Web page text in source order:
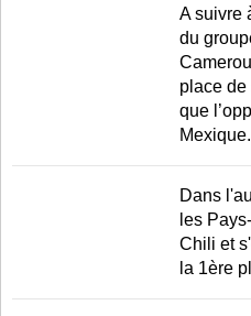
COUPE DES
A suivre
du
place de
que
Mexique.
Dans
les
Chili et
la 1ère